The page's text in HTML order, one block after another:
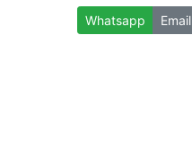
Whatsapp Email